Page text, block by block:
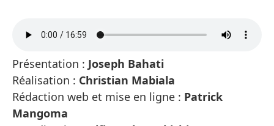
Présentation : Joseph Bahati
Réalisation : Christian Mabiala
Rédaction web et mise en ligne : Patrick
Mangoma